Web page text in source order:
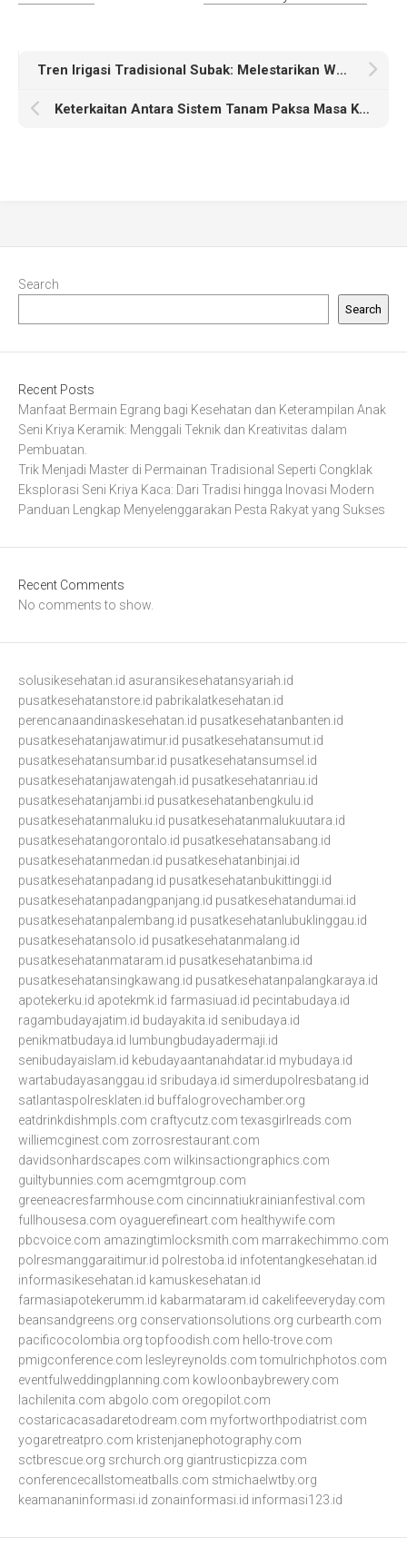
Tren Irigasi Tradisional Subak: Melestarikan Warisan Budaya dan Alam
Keterkaitan Antara Sistem Tanam Paksa Masa Kolonial dan Kehidupan Petani
Search
Search
Recent Posts
Manfaat Bermain Egrang bagi Kesehatan dan Keterampilan Anak
Seni Kriya Keramik: Menggali Teknik dan Kreativitas dalam
Pembuatan.
Trik Menjadi Master di Permainan Tradisional Seperti Congklak
Eksplorasi Seni Kriya Kaca: Dari Tradisi hingga Inovasi Modern
Panduan Lengkap Menyelenggarakan Pesta Rakyat yang Sukses
Recent Comments
No comments to show.
solusikesehatan.id asuransikesehatansyariah.id
pusatkesehatanstore.id pabrikalatkesehatan.id
perencanaandinaskesehatan.id pusatkesehatanbanten.id
pusatkesehatanjawatimur.id pusatkesehatansumut.id
pusatkesehatansumbar.id pusatkesehatansumsel.id
pusatkesehatanjawatengah.id pusatkesehatanriau.id
pusatkesehatanjambi.id pusatkesehatanbengkulu.id
pusatkesehatanmaluku.id pusatkesehatanmalukuutara.id
pusatkesehatangorontalo.id pusatkesehatansabang.id
pusatkesehatanmedan.id pusatkesehatanbinjai.id
pusatkesehatanpadang.id pusatkesehatanbukittinggi.id
pusatkesehatanpadangpanjang.id pusatkesehatandumai.id
pusatkesehatanpalembang.id pusatkesehatanlubuklinggau.id
pusatkesehatansolo.id pusatkesehatanmalang.id
pusatkesehatanmataram.id pusatkesehatanbima.id
pusatkesehatansingkawang.id pusatkesehatanpalangkaraya.id
apotekerku.id apotekmk.id farmasiuad.id pecintabudaya.id
ragambudayajatim.id budayakita.id senibudaya.id
penikmatbudaya.id lumbungbudayadermaji.id
senibudayaislam.id kebudayaantanahdatar.id mybudaya.id
wartabudayasanggau.id sribudaya.id simerdupolresbatang.id
satlantaspolresklaten.id buffalogrovechamber.org
eatdrinkdishmpls.com craftycutz.com texasgirlreads.com
williemcginest.com zorrosrestaurant.com
davidsonhardscapes.com wilkinsactiongraphics.com
guiltybunnies.com acemgmtgroup.com
greeneacresfarmhouse.com cincinnatiukrainianfestival.com
fullhousesa.com oyaguerefineart.com healthywife.com
pbcvoice.com amazingtimlocksmith.com marrakechimmo.com
polresmanggaraitimur.id polrestoba.id infotentangkesehatan.id
informasikesehatan.id kamuskesehatan.id
farmasiapotekerumm.id kabarmataram.id cakelifeeveryday.com
beansandgreens.org conservationsolutions.org curbearth.com
pacificocolombia.org topfoodish.com hello-trove.com
pmigconference.com lesleyreynolds.com tomulrichphotos.com
eventfulweddingplanning.com kowloonbaybrewery.com
lachilenita.com abgolo.com oregopilot.com
costaricacasadaretodream.com myfortworthpodiatrist.com
yogaretreatpro.com kristenjanephotography.com
sctbrescue.org srchurch.org giantrusticpizza.com
conferencecallstomeatballs.com stmichaelwtby.org
keamananinformasi.id zonainformasi.id informasi123.id